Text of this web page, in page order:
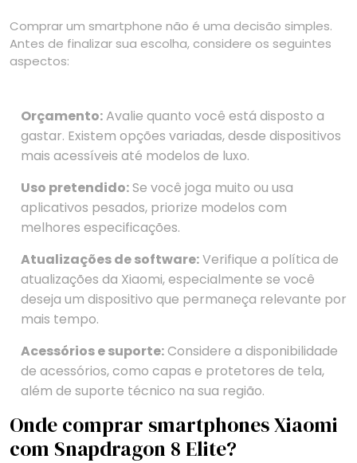
Comprar um smartphone não é uma decisão simples.
Antes de finalizar sua escolha, considere os seguintes
aspectos:
Orçamento:Avalie quanto você está disposto a
gastar. Existem opções variadas, desde dispositivos
mais acessíveis até modelos de luxo.
Uso pretendido:Se você joga muito ou usa
aplicativos pesados, priorize modelos com
melhores especificações.
Atualizações de software:Verifique a política de
atualizações da Xiaomi, especialmente se você
deseja um dispositivo que permaneça relevante por
mais tempo.
Acessórios e suporte:Considere a disponibilidade
de acessórios, como capas e protetores de tela,
além de suporte técnico na sua região.
Onde comprar smartphones Xiaomi
com Snapdragon 8 Elite?